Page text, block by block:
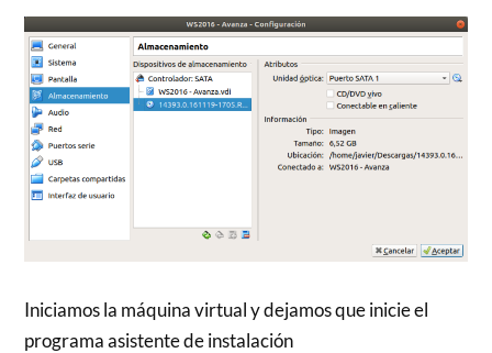
Iniciamos la máquina virtual y dejamos que inicie el
programa asistente de instalación